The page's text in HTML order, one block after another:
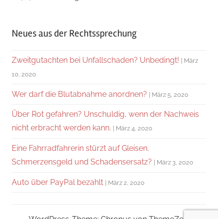
Neues aus der Rechtssprechung
Zweitgutachten bei Unfallschaden? Unbedingt!
März
10, 2020
Wer darf die Blutabnahme anordnen? März 5, 2020
Über Rot gefahren? Unschuldig, wenn der Nachweis
nicht erbracht werden kann.
März 4, 2020
Eine Fahrradfahrerin stürzt auf Gleisen.
Schmerzensgeld und Schadensersatz?
März 3, 2020
Auto über PayPal bezahlt März 2, 2020